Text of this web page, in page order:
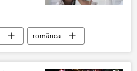
românca